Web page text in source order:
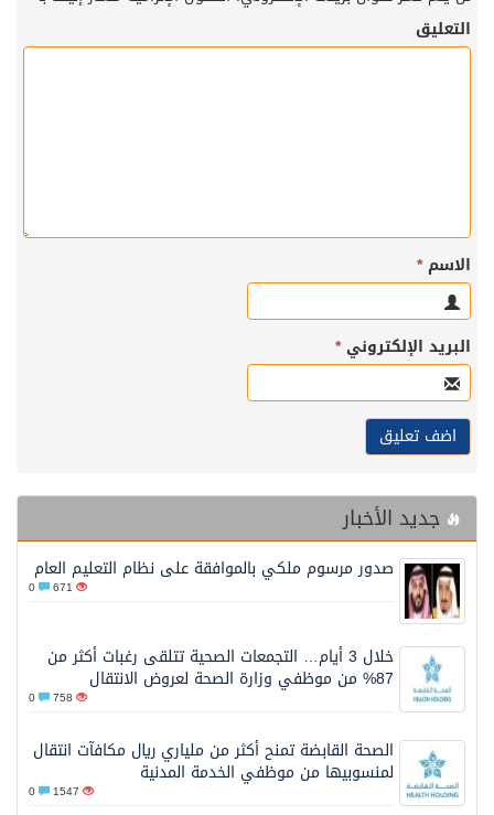
التعليق
الاسم*
البريد الإلكتروني*
جديد الأخبار
صدور مرسوم ملكي بالموافقة على نظام التعليم العام
671
خلال 3 أيام… التجمعات الصحية تتلقى رغبات أكثر من
87% من موظفي وزارة الصحة لعروض الانتقال
758
الصحة القابضة تمنح أكثر من ملياري ريال مكافآت انتقال
لمنسوبيها من موظفي الخدمة المدنية
1547